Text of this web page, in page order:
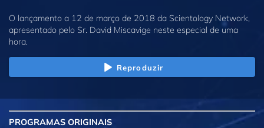
O lançamento a 12 de março de 2018 da Scientology Network,
apresentado pelo Sr. David Miscavige neste especial de uma
hora.
Reproduzir
PROGRAMAS ORIGINAIS